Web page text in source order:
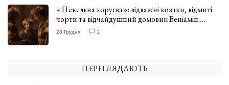
«Пекельна хоругва»: відважні козаки, відмиті
чорти та відчайдушний домовик Веніамін.
ВІДГУК
28 Грудня 2
ПЕРЕГЛЯДАЮТЬ